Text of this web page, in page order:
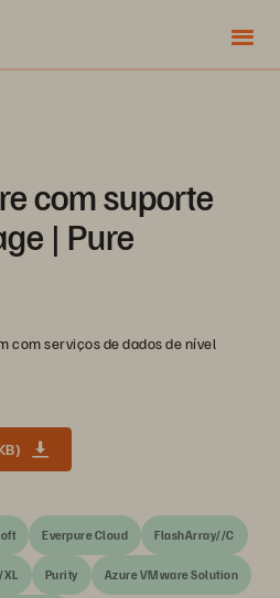
com suporte
| Pure
com serviços de dados de nível
Everpure Cloud FlashArray//C
Purity Azure VMware Solution